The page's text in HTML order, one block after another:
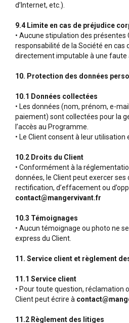
d’Internet, etc.).
9.4 Limite en cas de préjudice
• Aucune stipulation des présentes
responsabilité de la Société en cas
directement imputable à une faute
10. Protection des données
10.1 Données collectées
• Les données (nom, prénom, e-
paiement) sont collectées pour la
l’accès au Programme.
• Le Client consent à leur utilisation
10.2 Droits du Client
• Conformément à la
données, le Client peut exercer ses
rectification, d’effacement ou
contact@mangervivant.fr
10.3 Témoignages
• Aucun témoignage ou photo ne
express du Client.
11. Service client et règlement
11.1 Service client
• Pour toute question, réclamation
Client peut écrire à
11.2 Règlement des litiges